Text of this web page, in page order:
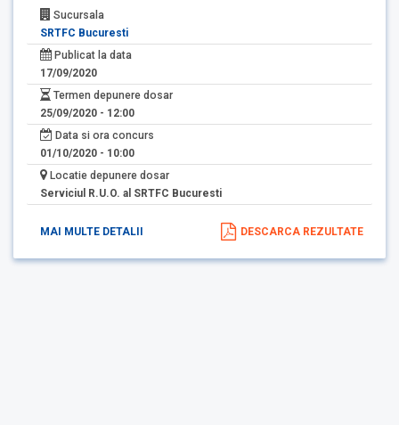
Sucursala
SRTFC Bucuresti
Publicat la data
17/09/2020
Termen depunere dosar
25/09/2020 - 12:00
Data si ora concurs
01/10/2020 - 10:00
Locatie depunere dosar
Serviciul R.U.O. al SRTFC Bucuresti
MAI MULTE DETALII DESCARCA REZULTATE